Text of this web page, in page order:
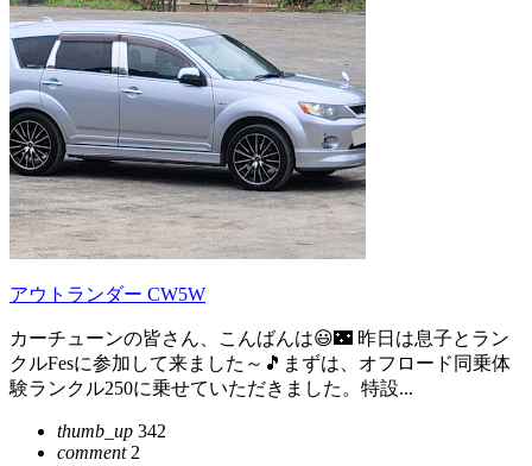
アウトランダー CW5W
カーチューンの皆さん、こんばんは😃🌃 昨日は息子とラン
クルFesに参加して来ました～🎵まずは、オフロード同乗体
験ランクル250に乗せていただきました。特設...
thumb_up 342
comment2